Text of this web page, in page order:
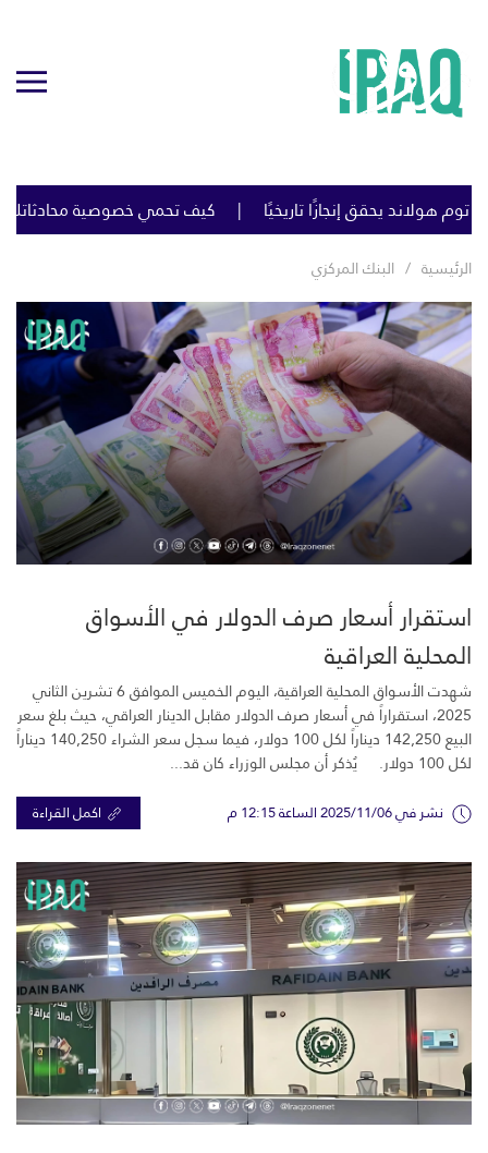
كيف تحمي خصوصية محادثاتك مع ChatGPT وGemini وClaude؟ نصائح مهمة
الرئيسية البنك المركزي
استقرار أسعار صرف الدولار في الأسواق
المحلية العراقية
شهدت الأسواق المحلية العراقية، اليوم الخميس الموافق 6 تشرين الثاني
2025، استقراراً في أسعار صرف الدولار مقابل الدينار العراقي، حيث بلغ سعر
البيع 142,250 ديناراً لكل 100 دولار، فيما سجل سعر الشراء 140,250 ديناراً
لكل 100 دولار. يُذكر أن مجلس الوزراء كان قد...
نشر في 2025/11/06 الساعة 12:15 م اكمل القراءة